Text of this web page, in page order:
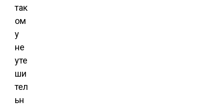
так
ом
у
не
уте
ши
тел
ьн